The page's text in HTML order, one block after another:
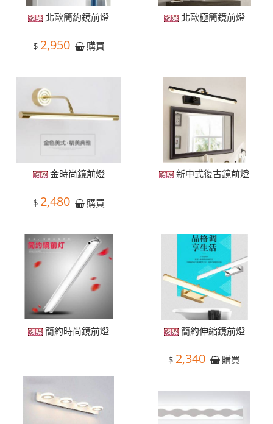
北歐簡約鏡前燈
$ 2,950 購買
北歐極簡鏡前燈
金時尚鏡前燈
$ 2,480 購買
新中式復古鏡前燈
簡約時尚鏡前燈 簡約伸縮鏡前燈
$ 2,340 購買